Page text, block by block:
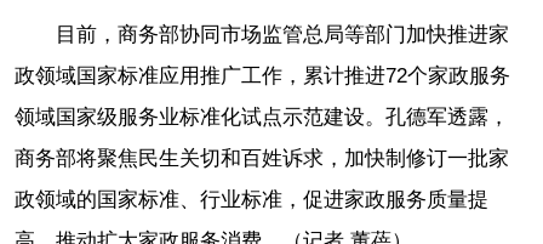
目前，商务部协同市场监管总局等部门加快推进家
政领域国家标准应用推广工作，累计推进72个家政服务
领域国家级服务业标准化试点示范建设。孔德军透露，
商务部将聚焦民生关切和百姓诉求，加快制修订一批家
政领域的国家标准、行业标准，促进家政服务质量提